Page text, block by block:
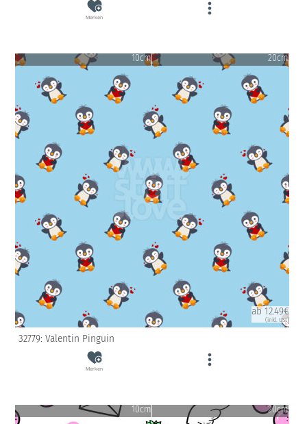
Merken
10cm 20cm
ab 12.49€
(inkl. USt)
32779: Valentin Pinguin
Merken
10cm 20cm